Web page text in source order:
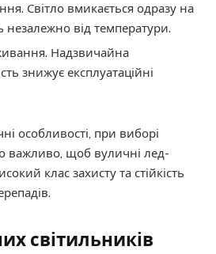
Світло вмикається одразу на
незалежно від температури.
Надзвичайна
знижує експлуатаційні
особливості, при виборі
важливо, щоб вуличні лед-
клас захисту та стійкість
світильників